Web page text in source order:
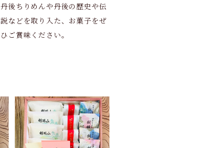
丹後ちりめんや丹後の歴史や伝
説などを取り入た、お菓子をぜ
ひご賞味ください。